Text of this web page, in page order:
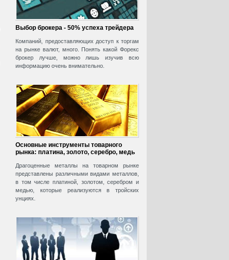
Выбор брокера - 50% успеха трейдера
Компаний, предоставляющих доступ к торгам
на рынке валют, много. Понять какой Форекс
брокер лучше, можно лишь изучив всю
информацию очень внимательно.
Основные инструменты товарного
рынка: платина, золото, серебро, медь
Драгоценные металлы на товарном рынке
представлены различными видами металлов,
в том числе платиной, золотом, серебром и
медью, которые реализуются в тройских
унциях.